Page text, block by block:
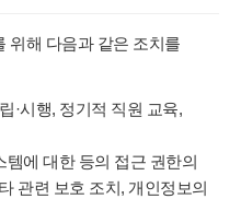
위해 다음과 같은 조치를
·시행, 정기적 직원 교육,
에 대한 등의 접근 권한의
관련 보호 조치, 개인정보의